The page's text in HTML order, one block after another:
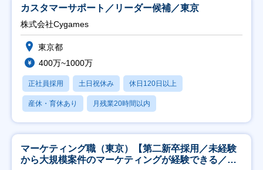
カスタマーサポート／リーダー候補／東京
株式会社Cygames
東京都
400万~1000万
正社員採用 土日祝休み 休日120日以上
産休・育休あり 月残業20時間以内
マーケティング職（東京）【第二新卒採用／未経験
から大規模案件のマーケティングが経験できる／研